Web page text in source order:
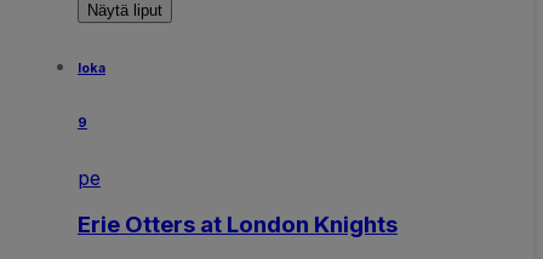
Näytä liput
loka
9
pe
Erie Otters at London Knights